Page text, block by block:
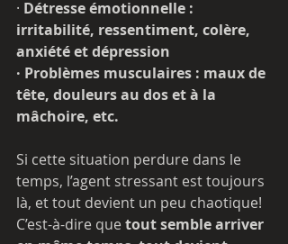
· Détresse émotionnelle :
irritabilité, ressentiment, colère,
anxiété et dépression
· Problèmes musculaires : maux de
tête, douleurs au dos et à la
mâchoire, etc.
Si cette situation perdure dans le
temps, l’agent stressant est toujours
là, et tout devient un peu chaotique!
C’est-à-dire que tout semble arriver